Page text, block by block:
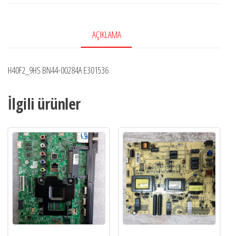
AÇIKLAMA
H40F2_9HS BN44-00284A E301536
İlgili ürünler